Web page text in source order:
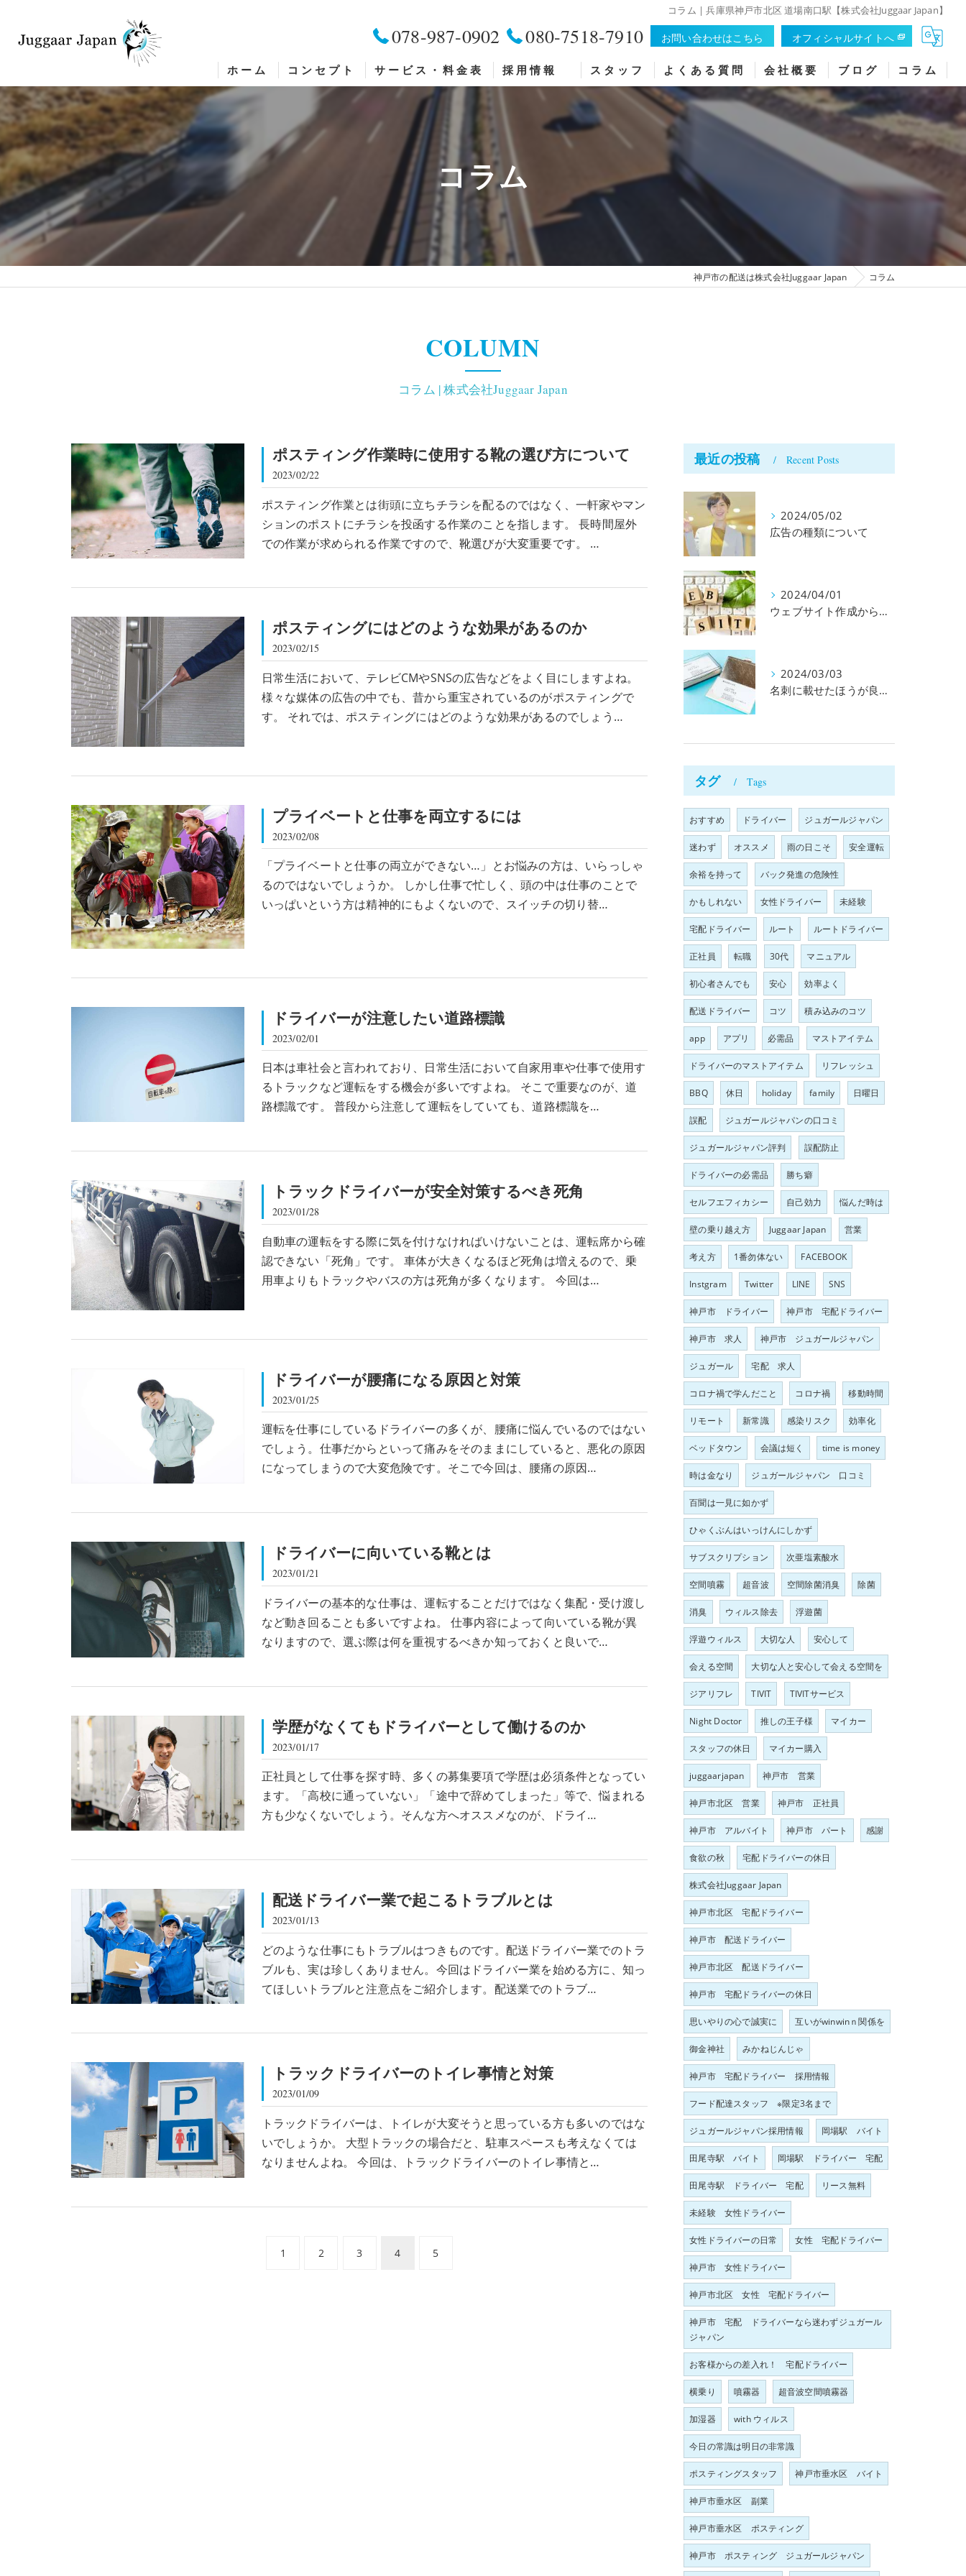
コラム | 兵庫県神戸市北区 道場南口駅【株式会社Juggaar Japan】
078-987-0902 080-7518-7910 お問い合わせはこちら オフィシャルサイトへ
ホーム コンセプト サービス・料金表
チャーター便 （軽貨物貸切便）料金表
ポスティング サ ー ビ ス 内 容
ポスティング 料 金 表
貸 し 看 板 料 金 表
採用情報
3ヶ月ごとにボーナスが !? 神戸市北区 軽貨物 ドライバー
週１のみでも！午前中のみでも！午後のみでも！ok！
ポ ス テ ィ ン グ ス タ ッ フ 【 兵 庫 県 全 域 】
ポ ス テ ィ ン グ ス タ ッ フ 【 神 戸 市 北 区 】
ポ ス テ ィ ン グ ス タ ッ フ 【 神 戸 市 須 磨 区 】
ポ ス テ ィ ン グ ス タ ッ フ 【 神 戸 市 垂 水 区 】
継 続 確 認 セ ー ル ス ス タ ッ フ
スタッフ よくある質問 会社概要 ブログ コラム
コラム
神戸市の配送は株式会社Juggaar Japan コラム
COLUMN
コラム | 株式会社Juggaar Japan
ポスティング作業時に使用する靴の選び方について
2023/02/22
ポスティング作業とは街頭に立ちチラシを配るのではなく、一軒家やマン
ションのポストにチラシを投函する作業のことを指します。 長時間屋外
での作業が求められる作業ですので、靴選びが大変重要です。 …
ポスティングにはどのような効果があるのか
2023/02/15
日常生活において、テレビCMやSNSの広告などをよく目にしますよね。
様々な媒体の広告の中でも、昔から重宝されているのがポスティングで
す。 それでは、ポスティングにはどのような効果があるのでしょう…
プライベートと仕事を両立するには
2023/02/08
「プライベートと仕事の両立ができない…」とお悩みの方は、いらっしゃ
るのではないでしょうか。 しかし仕事で忙しく、頭の中は仕事のことで
いっぱいという方は精神的にもよくないので、スイッチの切り替…
ドライバーが注意したい道路標識
2023/02/01
日本は車社会と言われており、日常生活において自家用車や仕事で使用す
るトラックなど運転をする機会が多いですよね。 そこで重要なのが、道
路標識です。 普段から注意して運転をしていても、道路標識を…
トラックドライバーが安全対策するべき死角
2023/01/28
自動車の運転をする際に気を付けなければいけないことは、運転席から確
認できない「死角」です。 車体が大きくなるほど死角は増えるので、乗
用車よりもトラックやバスの方は死角が多くなります。 今回は…
ドライバーが腰痛になる原因と対策
2023/01/25
運転を仕事にしているドライバーの多くが、腰痛に悩んでいるのではない
でしょう。仕事だからといって痛みをそのままにしていると、悪化の原因
になってしまうので大変危険です。そこで今回は、腰痛の原因…
ドライバーに向いている靴とは
2023/01/21
ドライバーの基本的な仕事は、運転することだけではなく集配・受け渡し
など動き回ることも多いですよね。 仕事内容によって向いている靴が異
なりますので、選ぶ際は何を重視するべきか知っておくと良いで…
学歴がなくてもドライバーとして働けるのか
2023/01/17
正社員として仕事を探す時、多くの募集要項で学歴は必須条件となってい
ます。「高校に通っていない」「途中で辞めてしまった」等で、悩まれる
方も少なくないでしょう。そんな方へオススメなのが、ドライ…
配送ドライバー業で起こるトラブルとは
2023/01/13
どのような仕事にもトラブルはつきものです。配送ドライバー業でのトラ
ブルも、実は珍しくありません。今回はドライバー業を始める方に、知っ
てほしいトラブルと注意点をご紹介します。配送業でのトラブ…
トラックドライバーのトイレ事情と対策
2023/01/09
トラックドライバーは、トイレが大変そうと思っている方も多いのではな
いでしょうか。 大型トラックの場合だと、駐車スペースも考えなくては
なりませんよね。 今回は、トラックドライバーのトイレ事情と…
1 2 3 4 5
最近の投稿 Recent Posts
2024/05/02
広告の種類について
2024/04/01
ウェブサイト作成から公開までに必要なものとは
2024/03/03
名刺に載せたほうが良い必要事項とは
タグ Tags
おすすめ ドライバー ジュガールジャパン
迷わず オススメ 雨の日こそ 安全運転
余裕を持って バック発進の危険性
かもしれない 女性ドライバー 未経験
宅配ドライバー ルート ルートドライバー
正社員 転職 30代 マニュアル
初心者さんでも 安心 効率よく
配送ドライバー コツ 積み込みのコツ
app アプリ 必需品 マストアイテム
ドライバーのマストアイテム リフレッシュ
BBQ 休日 holiday family 日曜日
誤配 ジュガールジャパンの口コミ
ジュガールジャパン評判 誤配防止
ドライバーの必需品 勝ち癖
セルフエフィカシー 自己効力 悩んだ時は
壁の乗り越え方 Juggaar Japan 営業
考え方 1番勿体ない FACEBOOK
Instgram Twitter LINE SNS
神戸市 ドライバー 神戸市 宅配ドライバー
神戸市 求人 神戸市 ジュガールジャパン
ジュガール 宅配 求人
コロナ禍で学んだこと コロナ禍 移動時間
リモート 新常識 感染リスク 効率化
ベッドタウン 会議は短く time is money
時は金なり ジュガールジャパン 口コミ
百聞は一見に如かず
ひゃくぶんはいっけんにしかず
サブスクリプション 次亜塩素酸水
空間噴霧 超音波 空間除菌消臭 除菌
消臭 ウィルス除去 浮遊菌
浮遊ウィルス 大切な人 安心して
会える空間 大切な人と安心して会える空間を
ジアリフレ TIVIT TIVITサービス
Night Doctor 推しの王子様 マイカー
スタッフの休日 マイカー購入
juggaarjapan 神戸市 営業
神戸市北区 営業 神戸市 正社員
神戸市 アルバイト 神戸市 パート 感謝
食欲の秋 宅配ドライバーの休日
株式会社Juggaar Japan
神戸市北区 宅配ドライバー
神戸市 配送ドライバー
神戸市北区 配送ドライバー
神戸市 宅配ドライバーの休日
思いやりの心で誠実に 互いがwinwinｎ関係を
御金神社 みかねじんじゃ
神戸市 宅配ドライバー 採用情報
フード配達スタッフ ※限定3名まで
ジュガールジャパン採用情報 岡場駅 バイト
田尾寺駅 バイト 岡場駅 ドライバー 宅配
田尾寺駅 ドライバー 宅配 リース無料
未経験 女性ドライバー
女性ドライバーの日常 女性 宅配ドライバー
神戸市 女性ドライバー
神戸市北区 女性 宅配ドライバー
神戸市 宅配 ドライバーなら迷わずジュガール
ジャパン
お客様からの差入れ！ 宅配ドライバー
横乗り 噴霧器 超音波空間噴霧器
加湿器 with ウィルス
今日の常識は明日の非常識
ポスティングスタッフ 神戸市垂水区 バイト
神戸市垂水区 副業
神戸市垂水区 ポスティング
神戸市 ポスティング ジュガールジャパン